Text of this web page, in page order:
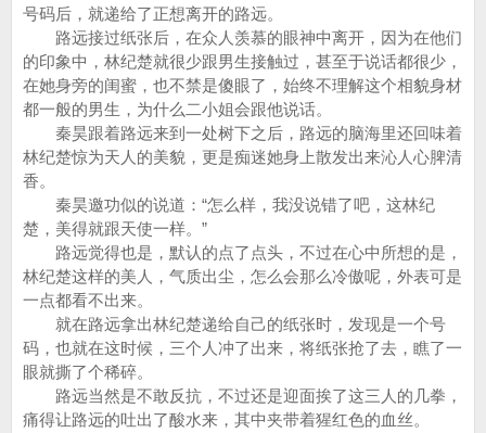
号码后，就递给了正想离开的路远。
路远接过纸张后，在众人羡慕的眼神中离开，因为在他们
的印象中，林纪楚就很少跟男生接触过，甚至于说话都很少，
在她身旁的闺蜜，也不禁是傻眼了，始终不理解这个相貌身材
都一般的男生，为什么二小姐会跟他说话。
秦昊跟着路远来到一处树下之后，路远的脑海里还回味着
林纪楚惊为天人的美貌，更是痴迷她身上散发出来沁人心脾清
香。
秦昊邀功似的说道：“怎么样，我没说错了吧，这林纪
楚，美得就跟天使一样。”
路远觉得也是，默认的点了点头，不过在心中所想的是，
林纪楚这样的美人，气质出尘，怎么会那么冷傲呢，外表可是
一点都看不出来。
就在路远拿出林纪楚递给自己的纸张时，发现是一个号
码，也就在这时候，三个人冲了出来，将纸张抢了去，瞧了一
眼就撕了个稀碎。
路远当然是不敢反抗，不过还是迎面挨了这三人的几拳，
痛得让路远的吐出了酸水来，其中夹带着猩红色的血丝。